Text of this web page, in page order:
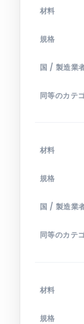
材料
規格
国 / 製造業
同等のカテ
材料
規格
国 / 製造業
同等のカテ
材料
規格